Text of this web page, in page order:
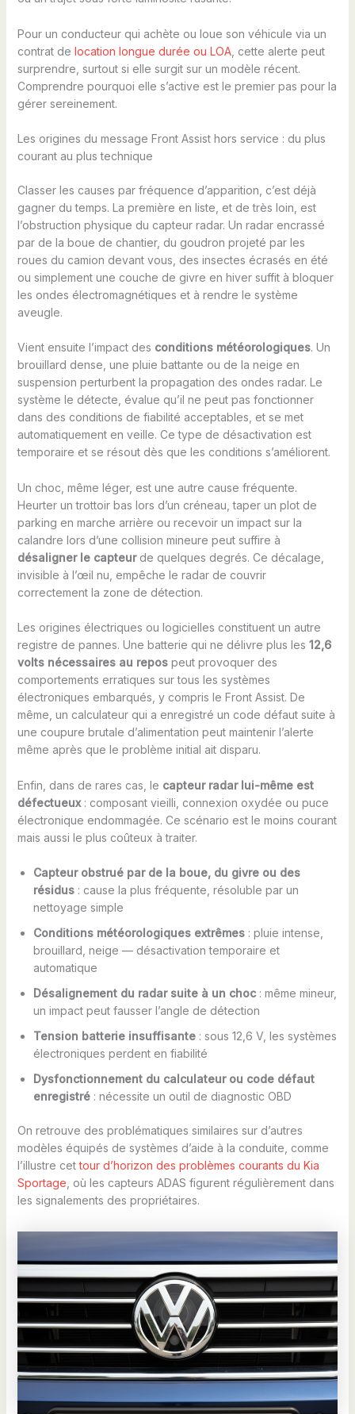
Pour un conducteur qui achète ou loue son véhicule via un
contrat de location longue durée ou LOA, cette alerte peut
surprendre, surtout si elle surgit sur un modèle récent.
Comprendre pourquoi elle s’active est le premier pas pour la
gérer sereinement.
Les origines du message Front Assist hors service : du plus
courant au plus technique
Classer les causes par fréquence d’apparition, c’est déjà
gagner du temps. La première en liste, et de très loin, est
l’obstruction physique du capteur radar. Un radar encrassé
par de la boue de chantier, du goudron projeté par les
roues du camion devant vous, des insectes écrasés en été
ou simplement une couche de givre en hiver suffit à bloquer
les ondes électromagnétiques et à rendre le système
aveugle.
Vient ensuite l’impact des conditions météorologiques. Un
brouillard dense, une pluie battante ou de la neige en
suspension perturbent la propagation des ondes radar. Le
système le détecte, évalue qu’il ne peut pas fonctionner
dans des conditions de fiabilité acceptables, et se met
automatiquement en veille. Ce type de désactivation est
temporaire et se résout dès que les conditions s’améliorent.
Un choc, même léger, est une autre cause fréquente.
Heurter un trottoir bas lors d’un créneau, taper un plot de
parking en marche arrière ou recevoir un impact sur la
calandre lors d’une collision mineure peut suffire à
désaligner le capteurde quelques degrés. Ce décalage,
invisible à l’œil nu, empêche le radar de couvrir
correctement la zone de détection.
Les origines électriques ou logicielles constituent un autre
registre de pannes. Une batterie qui ne délivre plus les 12,6
volts nécessaires au repospeut provoquer des
comportements erratiques sur tous les systèmes
électroniques embarqués, y compris le Front Assist. De
même, un calculateur qui a enregistré un code défaut suite à
une coupure brutale d’alimentation peut maintenir l’alerte
même après que le problème initial ait disparu.
Enfin, dans de rares cas, le capteur radar lui-même est
défectueux: composant vieilli, connexion oxydée ou puce
électronique endommagée. Ce scénario est le moins courant
mais aussi le plus coûteux à traiter.
Capteur obstrué par de la boue, du givre ou des
résidus: cause la plus fréquente, résoluble par un
nettoyage simple
Conditions météorologiques extrêmes: pluie intense,
brouillard, neige — désactivation temporaire et
automatique
Désalignement du radar suite à un choc: même mineur,
un impact peut fausser l’angle de détection
Tension batterie insuffisante: sous 12,6 V, les systèmes
électroniques perdent en fiabilité
Dysfonctionnement du calculateur ou code défaut
enregistré: nécessite un outil de diagnostic OBD
On retrouve des problématiques similaires sur d’autres
modèles équipés de systèmes d’aide à la conduite, comme
l’illustre cettour d’horizon des problèmes courants du Kia
Sportage , où les capteurs ADAS figurent régulièrement dans
les signalements des propriétaires.